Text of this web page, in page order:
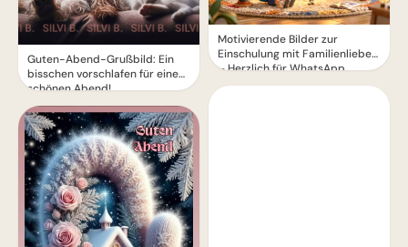
Guten-Abend-Grußbild: Ein
bisschen vorschlafen für einen
schönen Abend!
Motivierende Bilder zur
Einschulung mit Familienliebe
– Herzlich für WhatsApp